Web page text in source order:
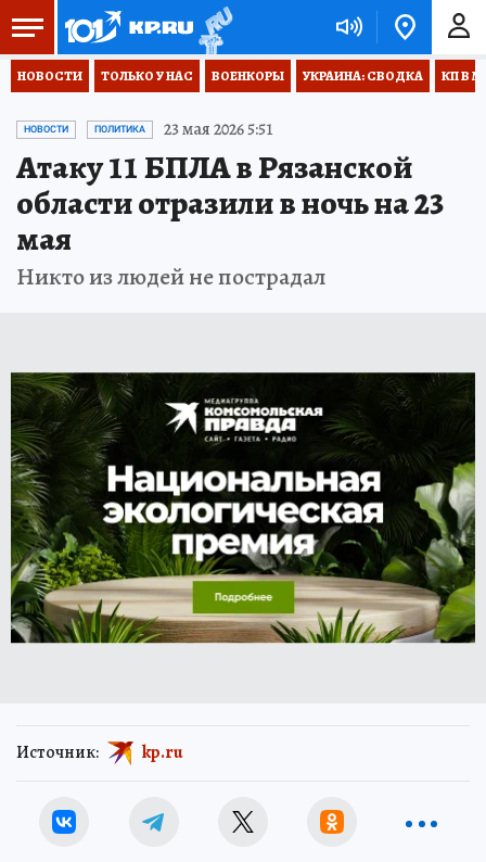
НОВОСТИ ТОЛЬКО У НАС ВОЕНКОРЫ УКРАИНА: СВОДКА КП В
НОВОСТИ ПОЛИТИКА 23 мая 2026 5:51
Атаку 11 БПЛА в Рязанской
области отразили в ночь на 23
мая
Никто из людей не пострадал
Источник: kp.ru